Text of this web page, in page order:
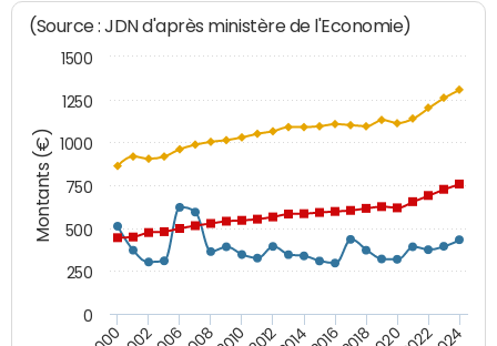
Montants (€)
(Source : JDN d'après ministère de l'Economie)
0
250
500
750
1000
1250
1500